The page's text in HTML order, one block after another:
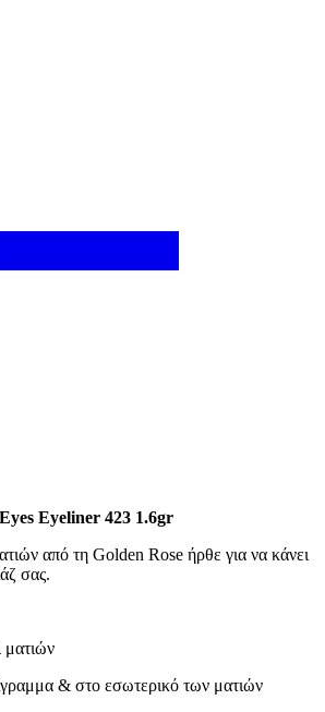
Eyeliner 423 1.6gr
από τη Golden Rose ήρθε για να κάνει
σας.
& στο εσωτερικό των ματιών